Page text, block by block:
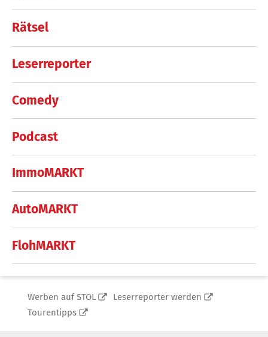
Rätsel
Leserreporter
Comedy
Podcast
ImmoMARKT
AutoMARKT
FlohMARKT
Werben auf STOL
Leserreporter werden
Tourentipps